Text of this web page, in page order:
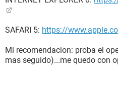
SAFARI 5: https://
Mi recomendacion: proba el
mas seguido)...me quedo con